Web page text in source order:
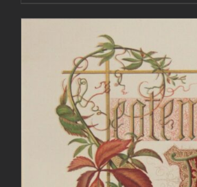
AGGIUNGI AL CARRELLO /